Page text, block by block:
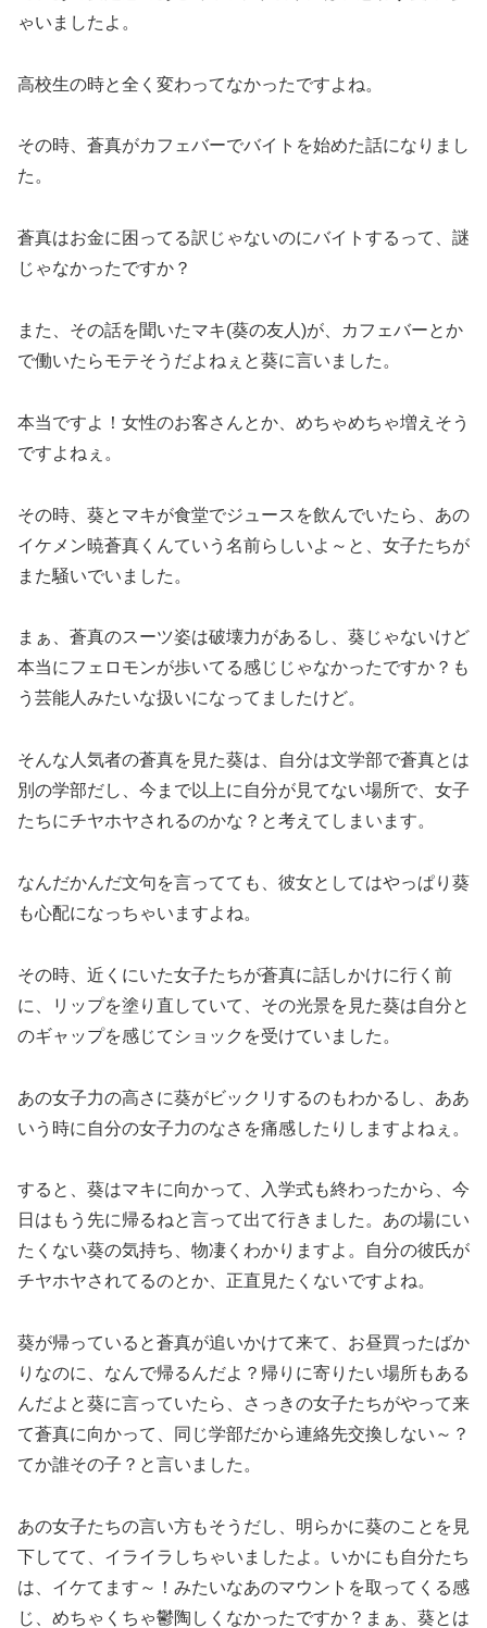
ゃいましたよ。
高校生の時と全く変わってなかったですよね。
その時、蒼真がカフェバーでバイトを始めた話になりまし
た。
蒼真はお金に困ってる訳じゃないのにバイトするって、謎
じゃなかったですか？
また、その話を聞いたマキ(葵の友人)が、カフェバーとか
で働いたらモテそうだよねぇと葵に言いました。
本当ですよ！女性のお客さんとか、めちゃめちゃ増えそう
ですよねぇ。
その時、葵とマキが食堂でジュースを飲んでいたら、あの
イケメン暁蒼真くんていう名前らしいよ～と、女子たちが
また騒いでいました。
まぁ、蒼真のスーツ姿は破壊力があるし、葵じゃないけど
本当にフェロモンが歩いてる感じじゃなかったですか？も
う芸能人みたいな扱いになってましたけど。
そんな人気者の蒼真を見た葵は、自分は文学部で蒼真とは
別の学部だし、今まで以上に自分が見てない場所で、女子
たちにチヤホヤされるのかな？と考えてしまいます。
なんだかんだ文句を言ってても、彼女としてはやっぱり葵
も心配になっちゃいますよね。
その時、近くにいた女子たちが蒼真に話しかけに行く前
に、リップを塗り直していて、その光景を見た葵は自分と
のギャップを感じてショックを受けていました。
あの女子力の高さに葵がビックリするのもわかるし、ああ
いう時に自分の女子力のなさを痛感したりしますよねぇ。
すると、葵はマキに向かって、入学式も終わったから、今
日はもう先に帰るねと言って出て行きました。あの場にい
たくない葵の気持ち、物凄くわかりますよ。自分の彼氏が
チヤホヤされてるのとか、正直見たくないですよね。
葵が帰っていると蒼真が追いかけて来て、お昼買ったばか
りなのに、なんで帰るんだよ？帰りに寄りたい場所もある
んだよと葵に言っていたら、さっきの女子たちがやって来
て蒼真に向かって、同じ学部だから連絡先交換しない～？
てか誰その子？と言いました。
あの女子たちの言い方もそうだし、明らかに葵のことを見
下してて、イライラしちゃいましたよ。いかにも自分たち
は、イケてます～！みたいなあのマウントを取ってくる感
じ、めちゃくちゃ鬱陶しくなかったですか？まぁ、葵とは